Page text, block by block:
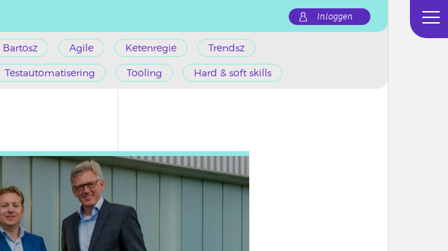
Inloggen
Bartosz Agile Ketenregie Trendsz
Testautomatisering Tooling Hard & soft skills